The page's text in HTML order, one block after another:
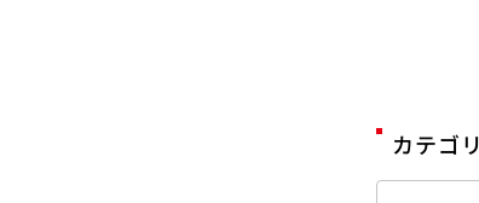
カテゴリ